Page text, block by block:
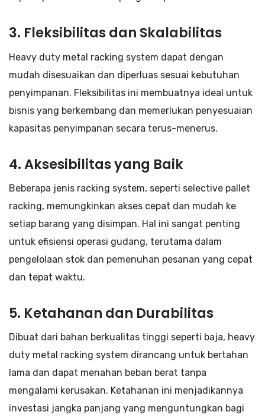
3. Fleksibilitas dan Skalabilitas
Heavy duty metal racking system dapat dengan
mudah disesuaikan dan diperluas sesuai kebutuhan
penyimpanan. Fleksibilitas ini membuatnya ideal untuk
bisnis yang berkembang dan memerlukan penyesuaian
kapasitas penyimpanan secara terus-menerus.
4. Aksesibilitas yang Baik
Beberapa jenis racking system, seperti selective pallet
racking, memungkinkan akses cepat dan mudah ke
setiap barang yang disimpan. Hal ini sangat penting
untuk efisiensi operasi gudang, terutama dalam
pengelolaan stok dan pemenuhan pesanan yang cepat
dan tepat waktu.
5. Ketahanan dan Durabilitas
Dibuat dari bahan berkualitas tinggi seperti baja, heavy
duty metal racking system dirancang untuk bertahan
lama dan dapat menahan beban berat tanpa
mengalami kerusakan. Ketahanan ini menjadikannya
investasi jangka panjang yang menguntungkan bagi